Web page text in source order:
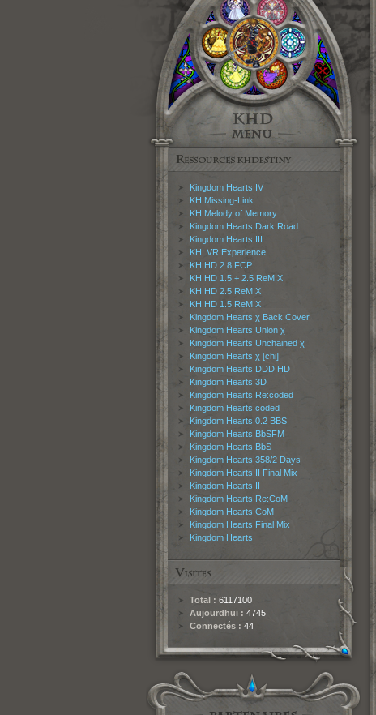
Kingdom Hearts IV
KH Missing-Link
KH Melody of Memory
Kingdom Hearts Dark Road
Kingdom Hearts III
KH: VR Experience
KH HD 2.8 FCP
KH HD 1.5 + 2.5 ReMIX
KH HD 2.5 ReMIX
KH HD 1.5 ReMIX
Kingdom Hearts χ Back Cover
Kingdom Hearts Union χ
Kingdom Hearts Unchained χ
Kingdom Hearts χ [chi]
Kingdom Hearts DDD HD
Kingdom Hearts 3D
Kingdom Hearts Re:coded
Kingdom Hearts coded
Kingdom Hearts 0.2 BBS
Kingdom Hearts BbSFM
Kingdom Hearts BbS
Kingdom Hearts 358/2 Days
Kingdom Hearts II Final Mix
Kingdom Hearts II
Kingdom Hearts Re:CoM
Kingdom Hearts CoM
Kingdom Hearts Final Mix
Kingdom Hearts
Total : 6117100
Aujourdhui : 4745
Connectés : 44